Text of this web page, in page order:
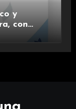
y
con
de